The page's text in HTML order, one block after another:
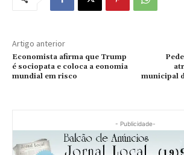
Artigo anterior
Economista afirma que Trump
é sociopata e coloca a eonomia
mundial em risco
municipal
- Publicidade-